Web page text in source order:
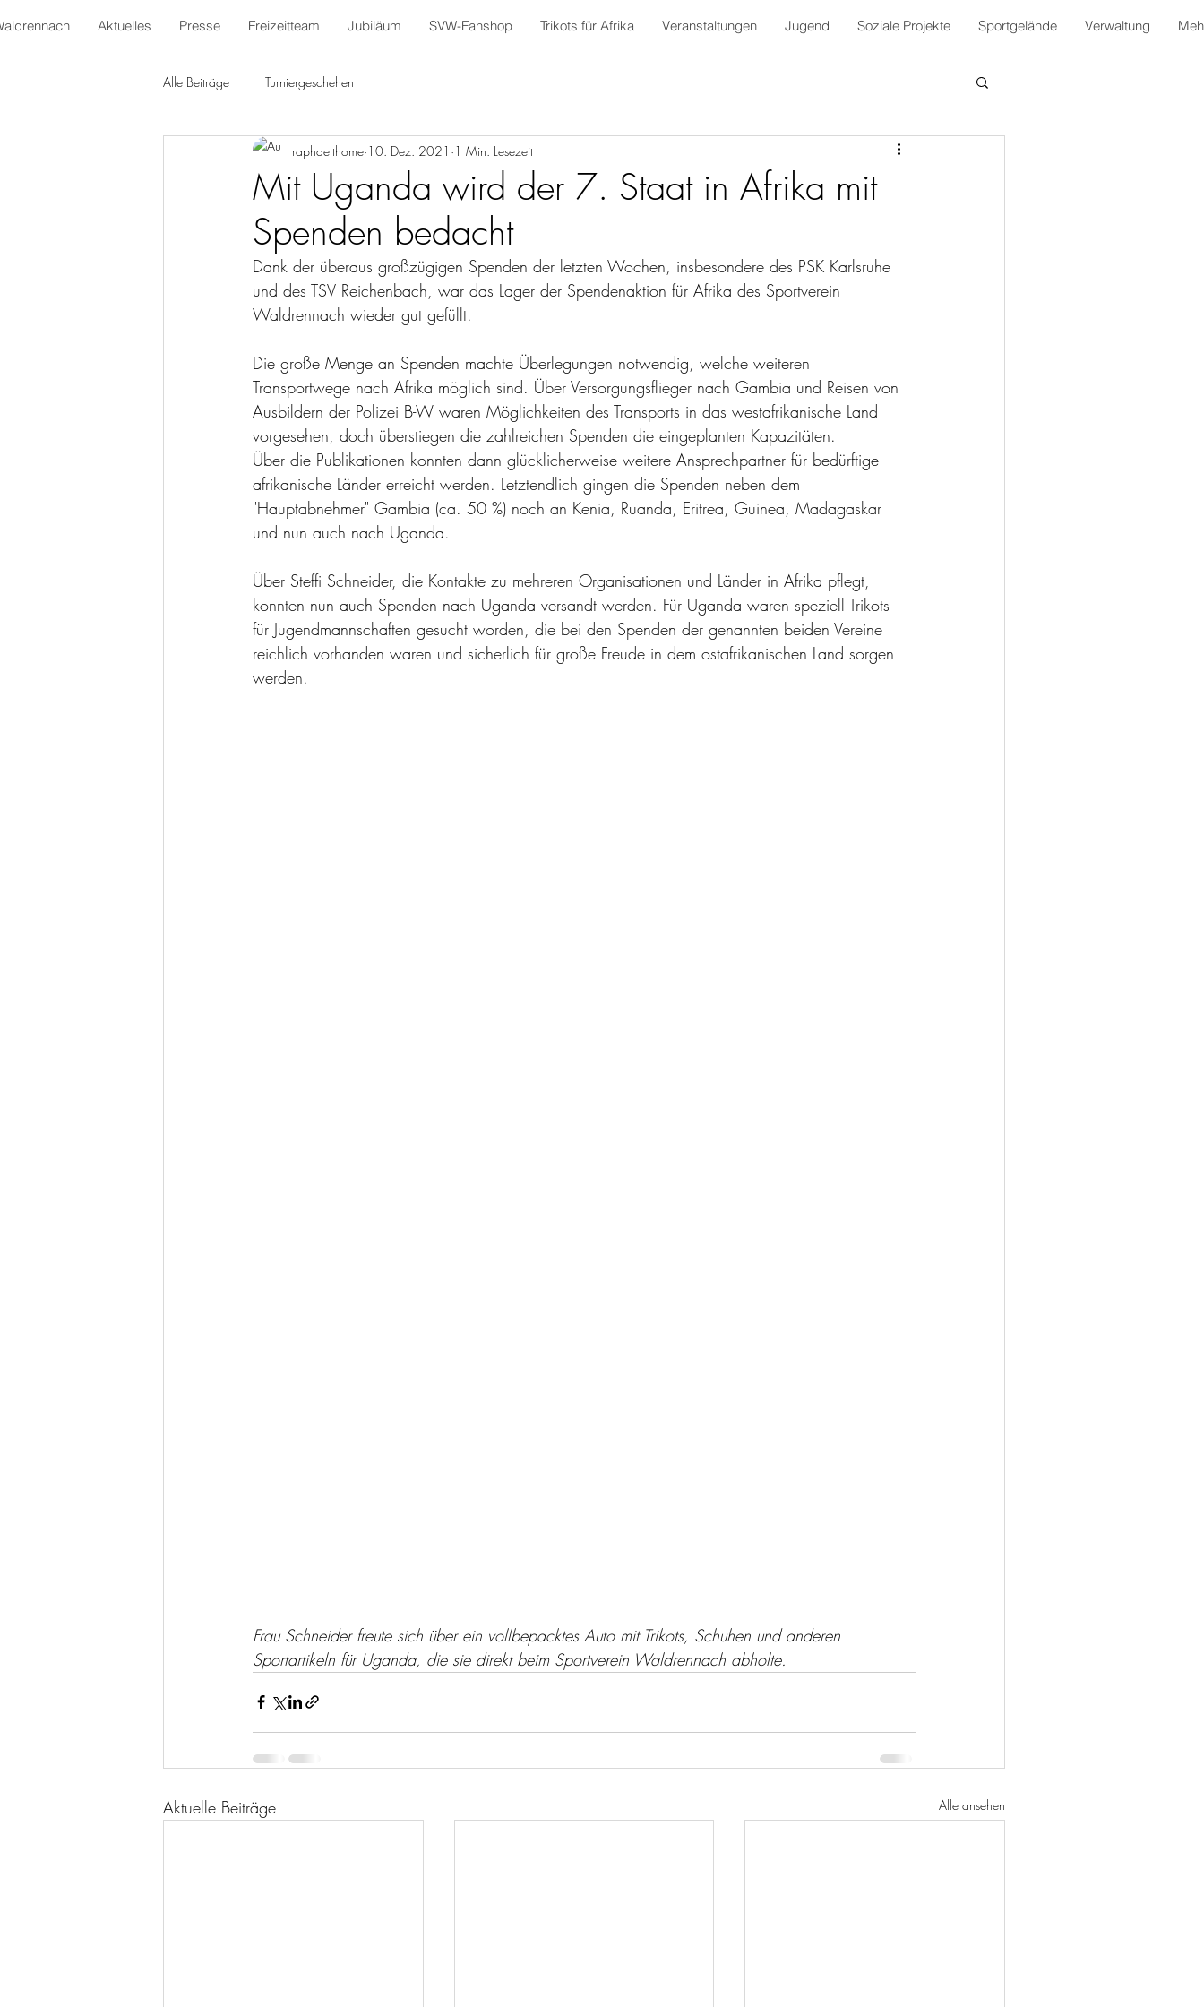
Aktuelles Presse Freizeitteam Jubiläum SVW-Fanshop Trikots für Afrika Veranstaltungen Jugend Soziale Projekte Sportgelände Verwaltung
Alle Beiträge Turniergeschehen
Mit Uganda wird der 7. Staat in Afrika mit
Spenden bedacht
raphaelthome 10. Dez. 2021 1 Min. Lesezeit
Dank der überaus großzügigen Spenden der letzten Wochen, insbesondere des PSK Karlsruhe
und des TSV Reichenbach, war das Lager der Spendenaktion für Afrika des Sportverein
Waldrennach wieder gut gefüllt.
Die große Menge an Spenden machte Überlegungen notwendig, welche weiteren
Transportwege nach Afrika möglich sind. Über Versorgungsflieger nach Gambia und Reisen von
Ausbildern der Polizei B-W waren Möglichkeiten des Transports in das westafrikanische Land
vorgesehen, doch überstiegen die zahlreichen Spenden die eingeplanten Kapazitäten.
Über die Publikationen konnten dann glücklicherweise weitere Ansprechpartner für bedürftige
afrikanische Länder erreicht werden. Letztendlich gingen die Spenden neben dem
"Hauptabnehmer" Gambia (ca. 50 %) noch an Kenia, Ruanda, Eritrea, Guinea, Madagaskar
und nun auch nach Uganda.
Über Steffi Schneider, die Kontakte zu mehreren Organisationen und Länder in Afrika pflegt,
konnten nun auch Spenden nach Uganda versandt werden. Für Uganda waren speziell Trikots
für Jugendmannschaften gesucht worden, die bei den Spenden der genannten beiden Vereine
reichlich vorhanden waren und sicherlich für große Freude in dem ostafrikanischen Land sorgen
werden.
Frau Schneider freute sich über ein vollbepacktes Auto mit Trikots, Schuhen und anderen
Sportartikeln für Uganda, die sie direkt beim Sportverein Waldrennach abholte.
Aktuelle Beiträge Alle ansehen